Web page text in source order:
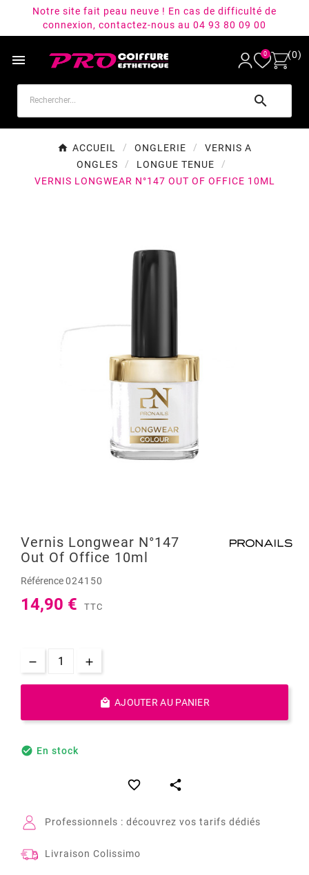
Notre site fait peau neuve ! En cas de difficulté de
connexion, contactez-nous au 04 93 80 09 00
 0 (0)

ACCUEIL ONGLERIE
VERNIS A
ONGLES
LONGUE TENUE
VERNIS LONGWEAR N°147 OUT OF OFFICE 10ML
Vernis Longwear N°147
Out Of Office 10ml
Référence024150
14,90 € TTC
 AJOUTER AU PANIER
 En stock
 
Professionnels : découvrez vos tarifs dédiés
Livraison Colissimo